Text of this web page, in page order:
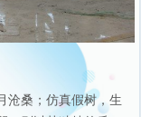
沧桑；仿真假树，生